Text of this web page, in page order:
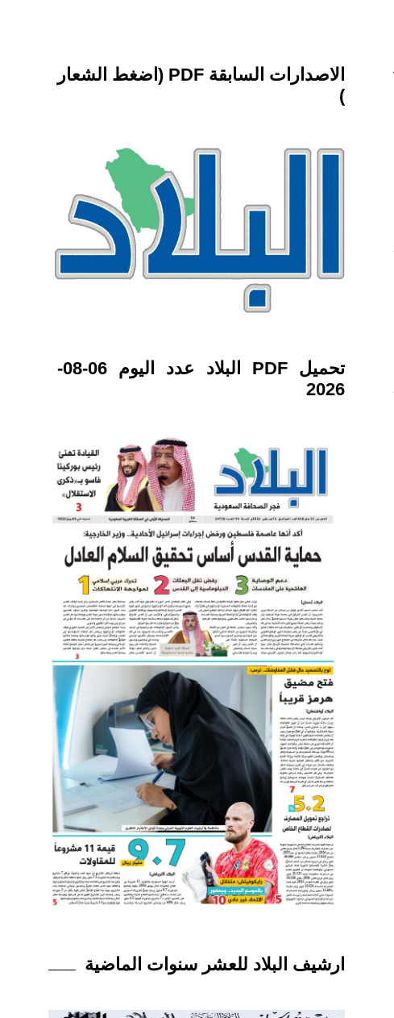
الاصدارات السابقة PDF (اضغط الشعار
)
تحميل PDF البلاد عدد اليوم 06-08-
2026
ارشيف البلاد للعشر سنوات الماضية